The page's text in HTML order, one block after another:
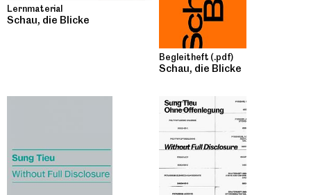
Lernmaterial
Schau, die Blicke
Begleitheft (.pdf)
Schau, die Blicke